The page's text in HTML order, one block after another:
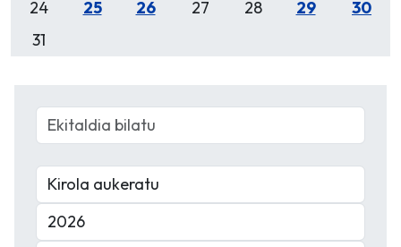
24
25 26 27 28 29
30
31